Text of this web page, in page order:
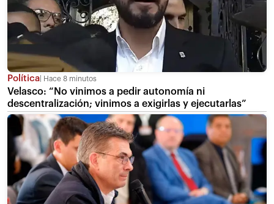
Política Hace 8 minutos
Velasco: “No vinimos a pedir autonomía ni
descentralización; vinimos a exigirlas y ejecutarlas”